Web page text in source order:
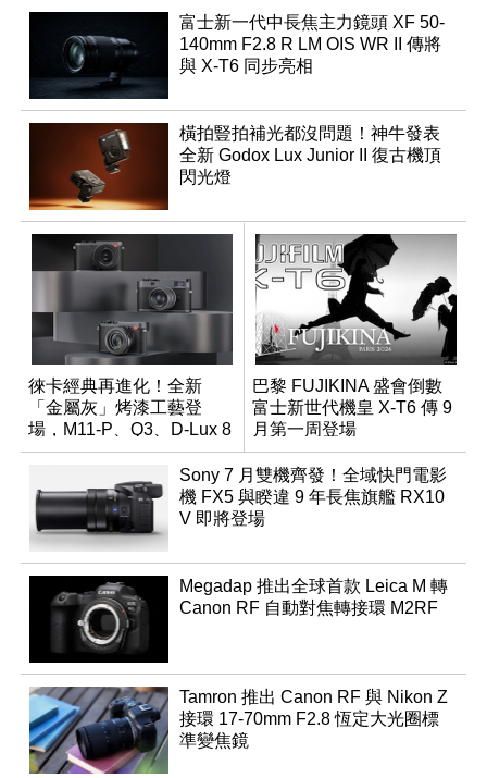
富士新一代中長焦主力鏡頭 XF 50-
140mm F2.8 R LM OIS WR II 傳將
與 X-T6 同步亮相
橫拍豎拍補光都沒問題！神牛發表
全新 Godox Lux Junior II 復古機頂
閃光燈
徠卡經典再進化！全新
「金屬灰」烤漆工藝登
場，M11-P、Q3、D-Lux 8
領銜換裝
巴黎 FUJIKINA 盛會倒數
富士新世代機皇 X-T6 傳 9
月第一周登場
Sony 7 月雙機齊發！全域快門電影
機 FX5 與睽違 9 年長焦旗艦 RX10
V 即將登場
Megadap 推出全球首款 Leica M 轉
Canon RF 自動對焦轉接環 M2RF
Tamron 推出 Canon RF 與 Nikon Z
接環 17-70mm F2.8 恆定大光圈標
準變焦鏡